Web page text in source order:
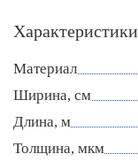
Характеристики
Материал
Ширина, см
Длина, м
Толщина, мкм